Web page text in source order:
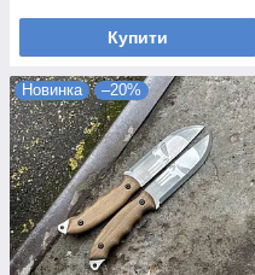
Купити
Новинка –20%